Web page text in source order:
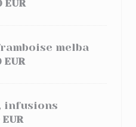
EUR
melba
EUR
infusions
EUR